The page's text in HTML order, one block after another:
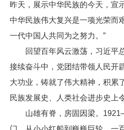
昨天，展示中华民族的今天，宣
中华民族伟大复兴是一项光荣而
一代中国人共同为之努力。”
回望百年风云激荡，习近平总
接续奋斗中，党团结带领人民开
大功业，铸就了伟大精神，积累
民族发展史、人类社会进步史上
山雄有脊，房固因梁。